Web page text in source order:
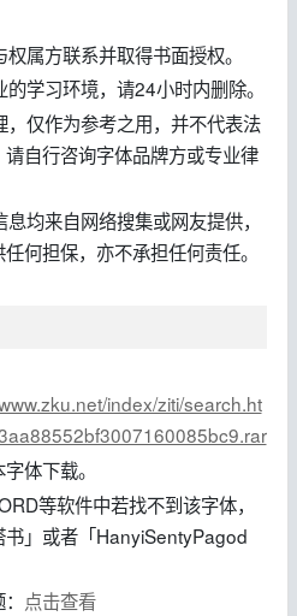
属方联系并取得书面授权。
学习环境，请24小时内删除。
仅作为参考之用，并不代表法
自行咨询字体品牌方或专业律
均来自网络搜集或网友提供，
何担保，亦不承担任何责任。
index/ziti/search.ht
体下载。
等软件中若找不到该字体，
」或者「HanyiSentyPagod
点击查看